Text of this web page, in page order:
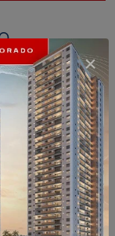
investir